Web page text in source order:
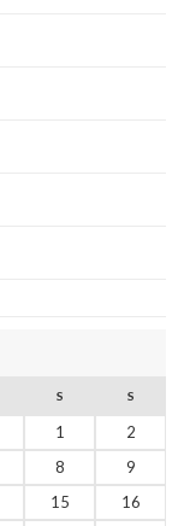
S S
1
2
8
9
15
16